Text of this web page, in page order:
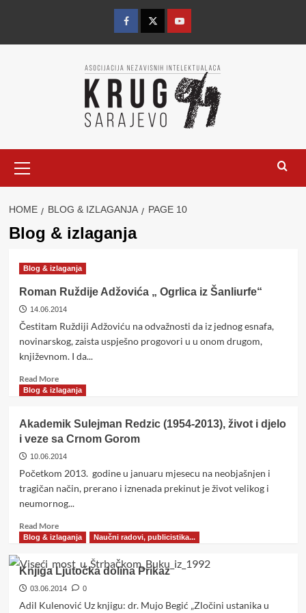
content
FacebookTwitterYouTube
Menu
HOME BLOG & IZLAGANJA PAGE 10
Blog & izlaganja
Blog & izlaganja
Roman Ruždije Adžovića „ Ogrlica iz Šanliurfe“
14.06.2014
Čestitam Ruždiji Adžoviću na odvažnosti da iz jednog esnafa,
novinarskog, zaista uspješno progovori u u onom drugom,
književnom. I da...
Read MoreRead
more
Ruždije
Adžovića
„
Ogrlica
Šanliurfe“
Blog & izlaganja
Akademik Sulejman Redzic (1954-2013), život i djelo
i veze sa Crnom Gorom
10.06.2014
Početkom 2013. godine u januaru mjesecu na neobjašnjen i
tragičan način, prerano i iznenada prekinut je život velikog i
neumornog...
Read MoreRead
more
Akademik
Sulejman
Redzic
(1954-
Blog & izlaganja Naučni radovi, publicistika...
Knjiga Ljutočka dolina Prikaz
03.06.2014 0
Adil Kulenović Uz knjigu: dr. Mujo Begić „Zločini ustanika u